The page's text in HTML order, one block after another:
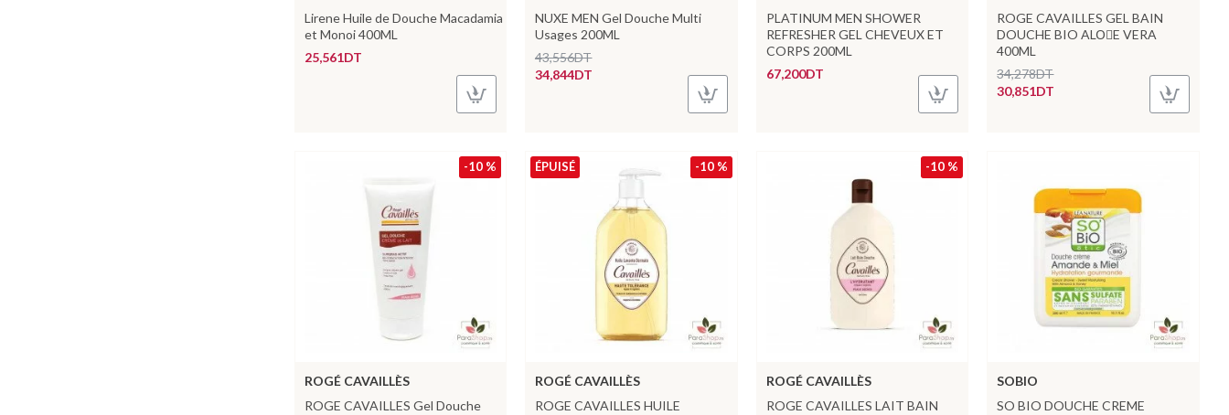
Lirene Huile de Douche Macadamia
et Monoi 400ML
25,561DT
NUXE MEN Gel Douche Multi
Usages 200ML
34,844DT
43,556DT
PLATINUM MEN SHOWER
REFRESHER GEL CHEVEUX ET
CORPS 200ML
67,200DT
ROGE CAVAILLES GEL BAIN
DOUCHE BIO ALOًE VERA
400ML
30,851DT
34,278DT
-10 %
ROGÉ CAVAILLÈS
ROGE CAVAILLES Gel Douche
-10 %
ÉPUISÉ
ROGÉ CAVAILLÈS
ROGE CAVAILLES HUILE
-10 %
ROGÉ CAVAILLÈS
ROGE CAVAILLES LAIT BAIN
SOBIO
SO BIO DOUCHE CREME